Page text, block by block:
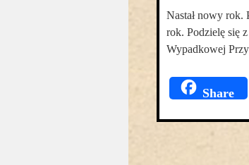
Nastał nowy rok.
rok. Podzielę się
Wypadkowej
Share